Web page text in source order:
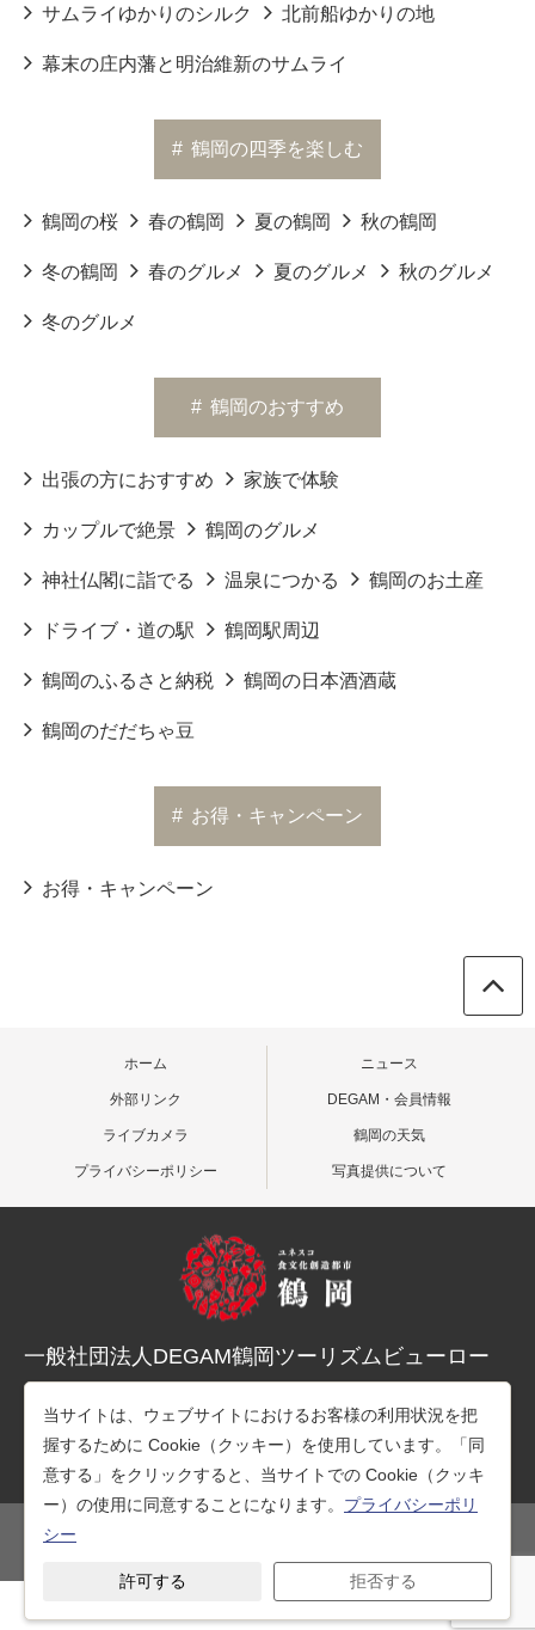
サムライゆかりのシルク 北前船ゆかりの地
幕末の庄内藩と明治維新のサムライ
# 鶴岡の四季を楽しむ
鶴岡の桜 春の鶴岡 夏の鶴岡 秋の鶴岡
冬の鶴岡 春のグルメ 夏のグルメ 秋のグルメ
冬のグルメ
# 鶴岡のおすすめ
出張の方におすすめ 家族で体験
カップルで絶景 鶴岡のグルメ
神社仏閣に詣でる 温泉につかる 鶴岡のお土産
ドライブ・道の駅 鶴岡駅周辺
鶴岡のふるさと納税 鶴岡の日本酒酒蔵
鶴岡のだだちゃ豆
# お得・キャンペーン
お得・キャンペーン
ホーム ニュース
外部リンク DEGAM・会員情報
ライブカメラ 鶴岡の天気
プライバシーポリシー 写真提供について
一般社団法人DEGAM鶴岡ツーリズムビューロー
TEL：0235-25-7678（観光案内）
TEL：0235-26-1218（事務所）
当サイトは、ウェブサイトにおけるお客様の利用状況を把
握するために Cookie（クッキー）を使用しています。「同
意する」をクリックすると、当サイトでの Cookie（クッキ
ー）の使用に同意することになります。 プライバシーポリ
シー
許可する 拒否する